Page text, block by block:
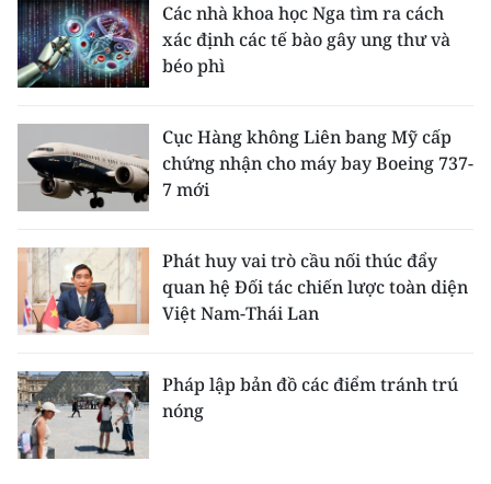
Các nhà khoa học Nga tìm ra cách
xác định các tế bào gây ung thư và
béo phì
Cục Hàng không Liên bang Mỹ cấp
chứng nhận cho máy bay Boeing 737-
7 mới
Phát huy vai trò cầu nối thúc đẩy
quan hệ Đối tác chiến lược toàn diện
Việt Nam-Thái Lan
Pháp lập bản đồ các điểm tránh trú
nóng